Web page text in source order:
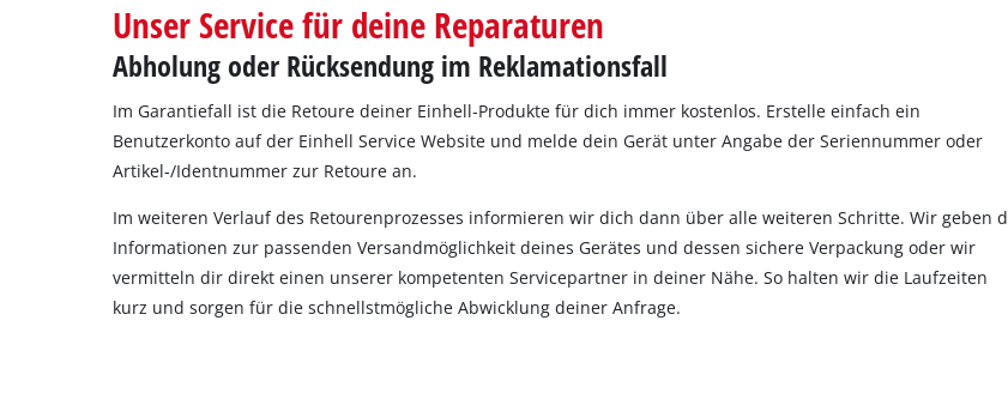
Unser Service für deine Reparaturen
Abholung oder Rücksendung im Reklamationsfall
Im Garantiefall ist die Retoure deiner Einhell‐Produkte für dich immer kostenlos. Erstelle einfach ein
Benutzerkonto auf der Einhell Service Website und melde dein Gerät unter Angabe der Seriennummer oder
Artikel-/Identnummer zur Retoure an.
Im weiteren Verlauf des Retourenprozesses informieren wir dich dann über alle weiteren Schritte. Wir geben
Informationen zur passenden Versandmöglichkeit deines Gerätes und dessen sichere Verpackung oder wir
vermitteln dir direkt einen unserer kompetenten Servicepartner in deiner Nähe. So halten wir die Laufzeiten
kurz und sorgen für die schnellstmögliche Abwicklung deiner Anfrage.